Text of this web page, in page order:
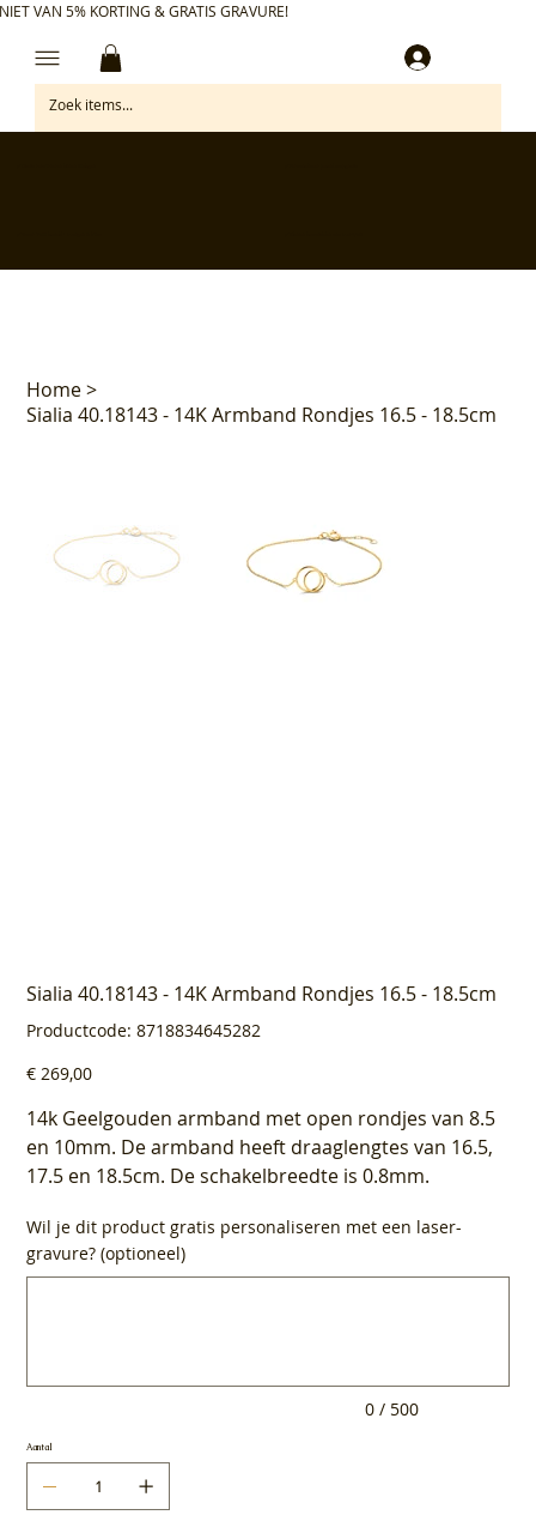
VAN 5% KORTING & GRATIS GRAVURE!
Home>
Sialia 40.18143 - 14K Armband Rondjes 16.5 - 18.5cm
Sialia 40.18143 - 14K Armband Rondjes 16.5 - 18.5cm
Productcode: Productcode
8718834645282
8718834645282
Prijs
€ 269,00
14k Geelgouden armband met open rondjes van 8.5
en 10mm. De armband heeft draaglengtes van 16.5,
17.5 en 18.5cm. De schakelbreedte is 0.8mm.
Wil je dit product gratis personaliseren met een laser-
gravure? (optioneel)
0 / 500
Aantal